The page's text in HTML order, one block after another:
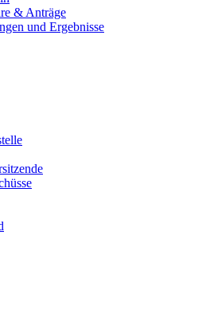
& Anträge
und Ergebnisse